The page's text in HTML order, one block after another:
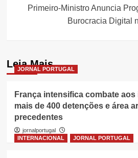
Primeiro-Ministro Anuncia
Burocracia Digital
Leia Mais
JORNAL PORTUGAL
França intensifica combate
mais de 400 detenções e área
precedentes
jornalportugal
INTERNACIONAL
JORNAL PORTUGAL